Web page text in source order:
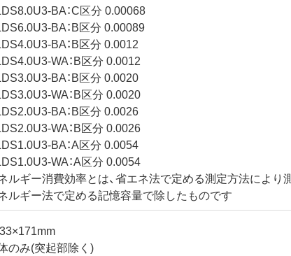
BA：C区分 0.00068
BA：B区分 0.00089
BA：B区分 0.0012
WA：B区分 0.0012
BA：B区分 0.0020
WA：B区分 0.0020
BA：B区分 0.0026
WA：B区分 0.0026
BA：A区分 0.0054
WA：A区分 0.0054
ルギー消費効率とは、省エネ法で定める測定方法により
ルギー法で定める記憶容量で除したものです
のみ(突起部除く)